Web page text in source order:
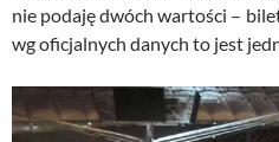
nie podaję dwóch wartości –
wg oficjalnych danych to jest